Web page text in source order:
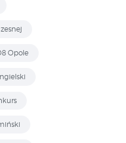
Opole